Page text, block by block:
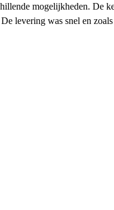
mogelijkheden. De
levering was snel en